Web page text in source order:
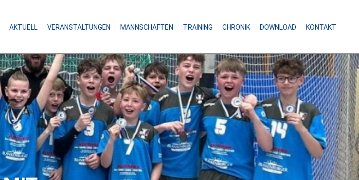
AKTUELL VERANSTALTUNGEN MANNSCHAFTEN TRAINING CHRONIK DOWNLOAD KONTAKT
2026-04-23 10:07
IM SPITZENSPIEL